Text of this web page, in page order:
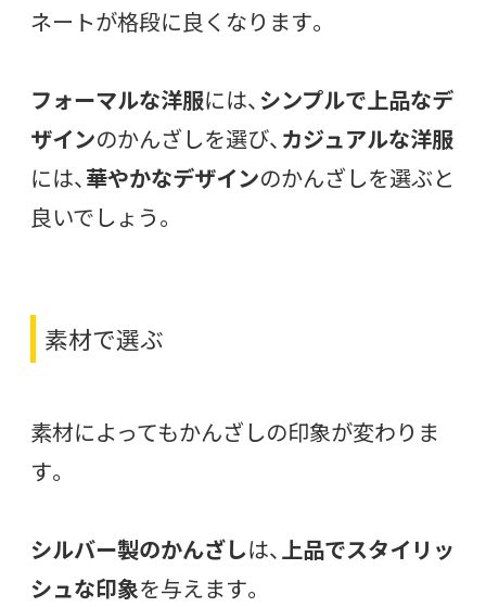
ネートが格段に良くなります。
フォーマルな洋服には、シンプルで上品なデ
ザインのかんざしを選び、 カジュアルな洋服
には、華やかなデザインのかんざしを選ぶと
良いでしょう。
素材で選ぶ
素材によってもかんざしの印象が変わりま
す。
シルバー製のかんざしは、上品でスタイリッ
シュな印象を与えます。